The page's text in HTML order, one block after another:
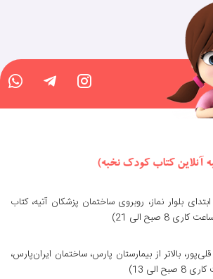
بلوار نماز، روبروی ساختمان پزشکان آتیه، کتاب
8 صبح الی 21)
بالاتر از بیمارستان پارس، ساختمان ایران‌پارس،